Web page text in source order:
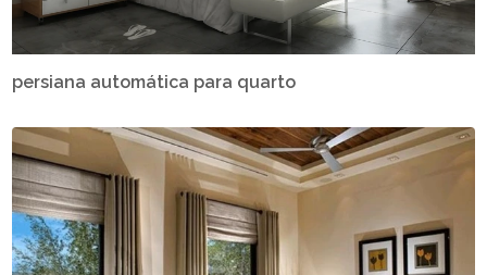
persiana automática para quarto